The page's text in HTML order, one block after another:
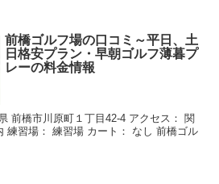
前橋ゴルフ場の口コミ～平日、土
日格安プラン・早朝ゴルフ薄暮プ
レーの料金情報
前橋市川原町１丁目42-4 アクセス： 関
練習場： 練習場 カート： なし 前橋ゴル